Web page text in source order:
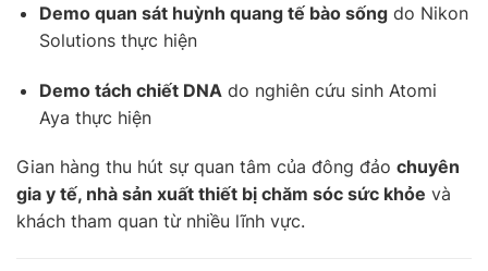
Demo quan sát huỳnh quang tế bào sốngdo Nikon
Solutions thực hiện
Demo tách chiết DNA do nghiên cứu sinh Atomi
Aya thực hiện
Gian hàng thu hút sự quan tâm của đông đảo chuyên
gia y tế, nhà sản xuất thiết bị chăm sóc sức khỏe và
khách tham quan từ nhiều lĩnh vực.